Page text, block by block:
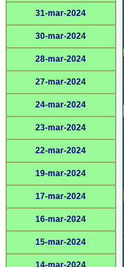
31-mar-2024
30-mar-2024
28-mar-2024
27-mar-2024
24-mar-2024
23-mar-2024
22-mar-2024
19-mar-2024
17-mar-2024
16-mar-2024
15-mar-2024
14-mar-2024